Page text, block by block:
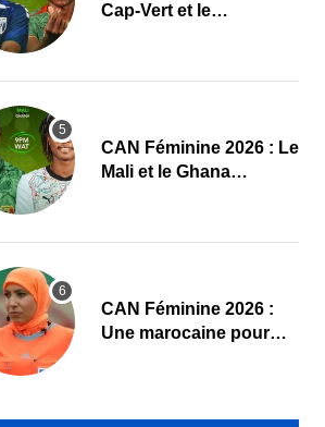
Cap-Vert et le
‎CAN Féminine 2026 : Le
Mali et le Ghana
‎CAN Féminine 2026 :
Une marocaine pour